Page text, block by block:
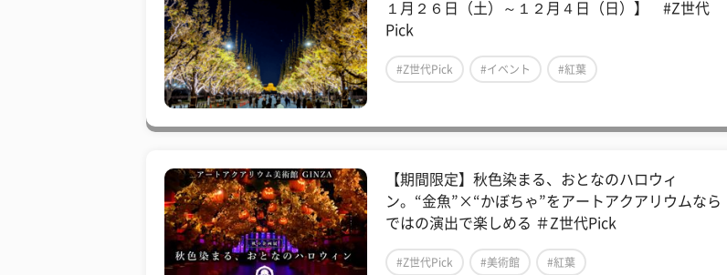
１月２６日（土）～１２月４日（日）】 #Z世代
Pick
#Z世代Pick #イベント #紅葉
【期間限定】秋色染まる、おとなのハロウィ
ン。“金魚”×“かぼちゃ”をアートアクアリウムなら
ではの演出で楽しめる ＃Z世代Pick
#Z世代Pick #美術館 #紅葉